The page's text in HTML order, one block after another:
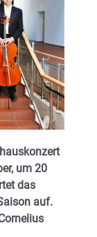
um 20
das
auf.